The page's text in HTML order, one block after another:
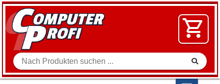
Zum Inhalt springen
Suche
SOFTWARE
VIDEO
SHOP